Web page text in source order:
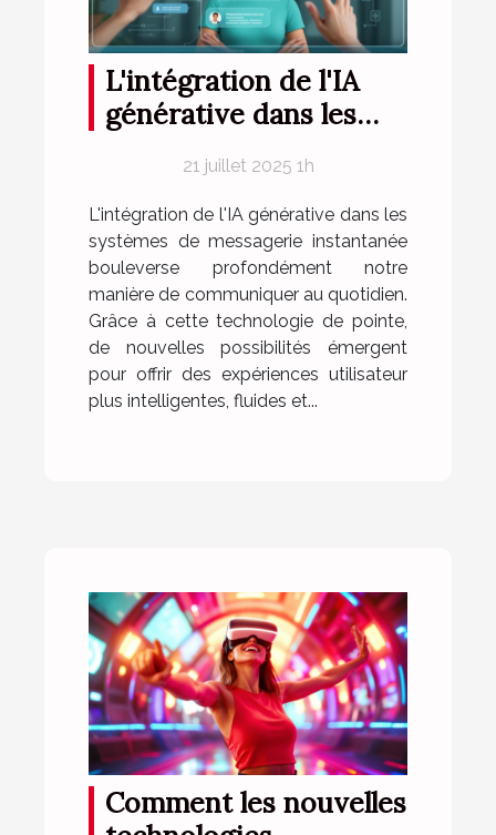
L'intégration de l'IA
générative dans les
messagerie
instantanée
21 juillet 2025 1h
L'intégration de l'IA générative dans les
systèmes de messagerie instantanée
bouleverse profondément notre
manière de communiquer au quotidien.
Grâce à cette technologie de pointe,
de nouvelles possibilités émergent
pour offrir des expériences utilisateur
plus intelligentes, fluides et...
Comment les nouvelles